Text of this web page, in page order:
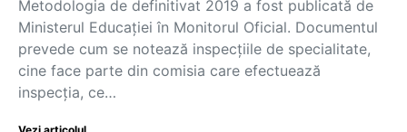
Metodologia de definitivat 2019 a fost publicată de
Ministerul Educației în Monitorul Oficial. Documentul
prevede cum se notează inspecțiile de specialitate,
cine face parte din comisia care efectuează
inspecţia, ce…